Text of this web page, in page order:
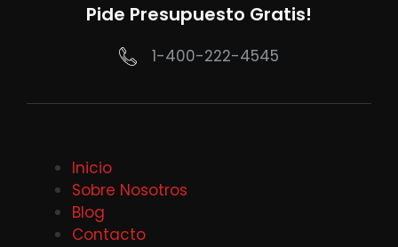
Pide Presupuesto Gratis!
1-400-222-4545
Inicio
Sobre Nosotros
Blog
Contacto